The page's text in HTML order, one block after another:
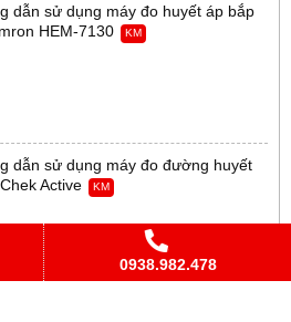
dẫn sử dụng máy đo huyết áp bắp
HEM-7130
KM
dẫn sử dụng máy đo đường huyết
Active
KM
0938.982.478